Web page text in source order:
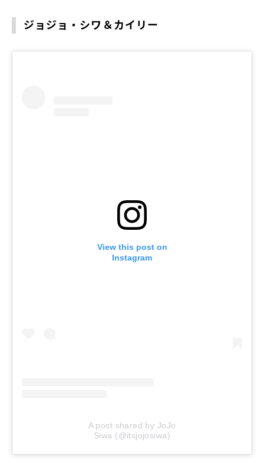
ジョジョ・シワ＆カイリー
View this post on
Instagram
A post shared by JoJo
Siwa (@itsjojosiwa)